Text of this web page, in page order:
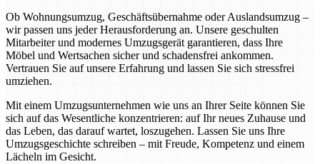
Ob Wohnungsumzug, Geschäftsübernahme oder Auslandsumzug –
wir passen uns jeder Herausforderung an. Unsere geschulten
Mitarbeiter und modernes Umzugsgerät garantieren, dass Ihre
Möbel und Wertsachen sicher und schadensfrei ankommen.
Vertrauen Sie auf unsere Erfahrung und lassen Sie sich stressfrei
umziehen.
Mit einem Umzugsunternehmen wie uns an Ihrer Seite können Sie
sich auf das Wesentliche konzentrieren: auf Ihr neues Zuhause und
das Leben, das darauf wartet, loszugehen. Lassen Sie uns Ihre
Umzugsgeschichte schreiben – mit Freude, Kompetenz und einem
Lächeln im Gesicht.